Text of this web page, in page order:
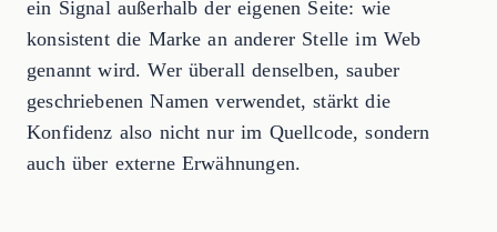
ein Signal außerhalb der eigenen Seite: wie
konsistent die Marke an anderer Stelle im Web
genannt wird. Wer überall denselben, sauber
geschriebenen Namen verwendet, stärkt die
Konfidenz also nicht nur im Quellcode, sondern
auch über externe Erwähnungen.